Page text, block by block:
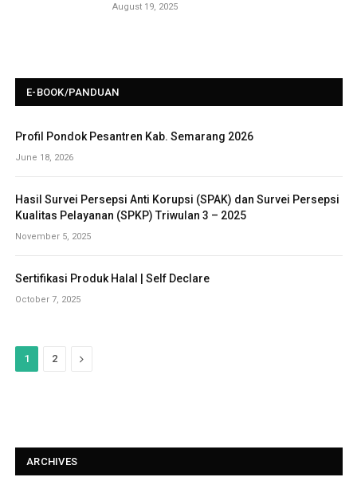
August 19, 2025
E-BOOK/PANDUAN
Profil Pondok Pesantren Kab. Semarang 2026
June 18, 2026
Hasil Survei Persepsi Anti Korupsi (SPAK) dan Survei Persepsi
Kualitas Pelayanan (SPKP) Triwulan 3 – 2025
November 5, 2025
Sertifikasi Produk Halal | Self Declare
October 7, 2025
1 2
N
ARCHIVES